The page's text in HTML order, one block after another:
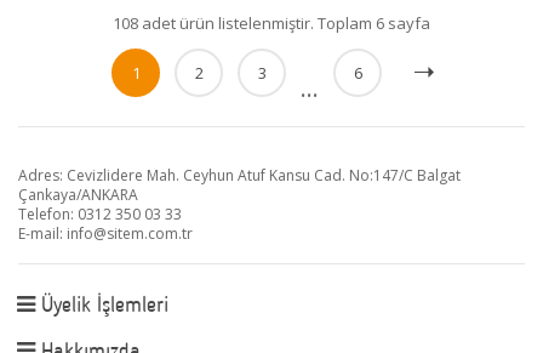
108 adet ürün listelenmiştir. Toplam 6 sayfa
1 2 3 ... 6
Adres: Cevizlidere Mah. Ceyhun Atuf Kansu Cad. No:147/C Balgat
Çankaya/ANKARA
Telefon: 0312 350 03 33
E-mail: info@sitem.com.tr
Üyelik İşlemleri